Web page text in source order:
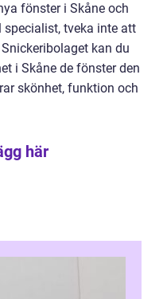
fönster i Skåne och
tveka inte att
kan du
i Skåne de fönster den
skönhet, funktion och
här